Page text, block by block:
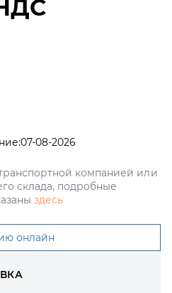
07-08-2026
компанией или
склада, подробные
здесь
онлайн